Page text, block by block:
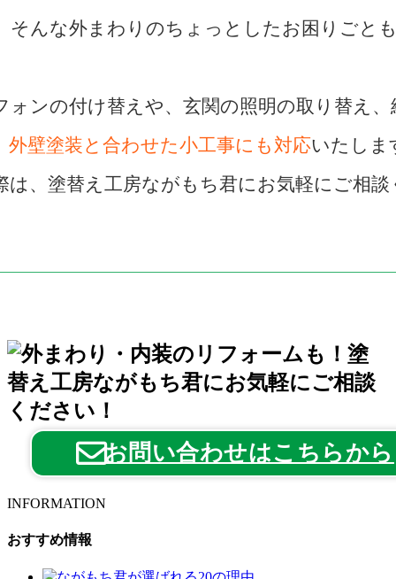
そんな外まわりのちょっとしたお困りごと
ォンの付け替えや、玄関の照明の取り替え、
外壁塗装と合わせた小工事にも対応いたしま
は、塗替え工房ながもち君にお気軽にご相談
お問い合わせはこちらから
INFORMATION
おすすめ情報